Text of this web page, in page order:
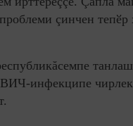
çинчен тепӗр
ВИЧ-инфекципе